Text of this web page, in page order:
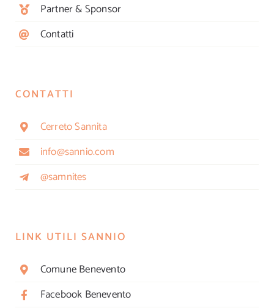
Partner & Sponsor
Contatti
CONTATTI
Cerreto Sannita
info@sannio.com
@samnites
LINK UTILI SANNIO
Comune Benevento
Facebook Benevento